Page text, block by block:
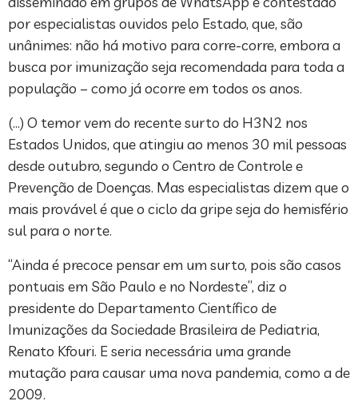
por especialistas ouvidos pelo Estado, que, são
unânimes: não há motivo para corre-corre, embora a
busca por imunização seja recomendada para toda a
população – como já ocorre em todos os anos.
(…) O temor vem do recente surto do H3N2 nos
Estados Unidos, que atingiu ao menos 30 mil pessoas
desde outubro, segundo o Centro de Controle e
Prevenção de Doenças. Mas especialistas dizem que o
mais provável é que o ciclo da gripe seja do hemisfério
sul para o norte.
“Ainda é precoce pensar em um surto, pois são casos
pontuais em São Paulo e no Nordeste”, diz o
presidente do Departamento Científico de
Imunizações da Sociedade Brasileira de Pediatria,
Renato Kfouri. E seria necessária uma grande
mutação para causar uma nova pandemia, como a de
2009.